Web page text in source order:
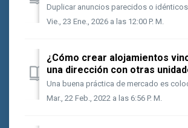
Vie., 23 Ene., 2026 a las 12:00 P. M.
¿Cómo crear alojamientos
una dirección con otras
Mar., 22 Feb., 2022 a las 6:56 P. M.